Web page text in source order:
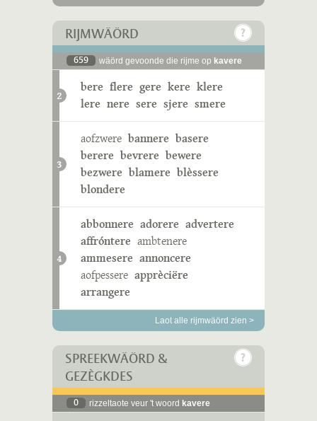
RIJMWÄÖRD
659 wäörd gevoonde die rijme op kavere
2
bere flere gere kere klere
lere nere sere sjere smere
3
aofzwere bannere basere
berere bevrere bewere
bezwere blamere blèssere
blondere
4
abbonnere adorere advertere
affróntere ambtenere
ammesere annoncere
aofpessere apprèciëre
arrangere
Laot alle rijmwäörd zien >
SPREEKWÄÖRD &
GEZÈGKDES
0 rizzeltaote veur 't woord kavere